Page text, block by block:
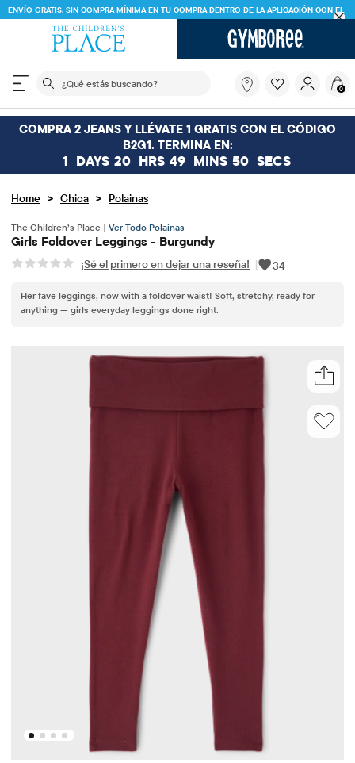
ENVÍO GRATIS. SIN COMPRA MÍNIMA EN TU COMPRA DENTRO DE LA APLICACIÓN CON EL
CÓDIGO
El siguiente campo de búsqueda filtra las
buscando?
0
COMPRA 2 JEANS Y LLÉVATE 1 GRATIS CON EL CÓDIGO
B2G1. TERMINA EN:
1 DAYS 20 HRS 49 MINS 50 SECS
Home > Chica > Polainas
The Children’s Place | Ver Todo Polainas
Girls Foldover Leggings - Burgundy
¡Sé el primero en dejar una reseña! | 34
Her fave leggings, now with a foldover waist! Soft, stretchy, ready for
anything — girls everyday leggings done right.